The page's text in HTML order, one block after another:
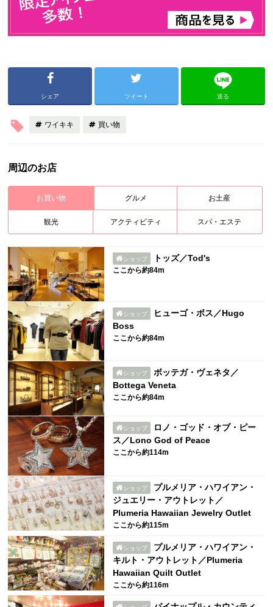
シェア ツイート 送る
ワイキキ 買い物
周辺のお店
お買い物 グルメ お土産
観光 アクティビティ スパ・エステ
ショップ トッズ／Tod's
ここから約84m
ショップ
ヒューゴ・ボス／Hugo
Boss
ここから約84m
ショップ
ボッテガ・ヴェネタ／
Bottega Veneta
ここから約84m
ショップ
ロノ・ゴッド・オブ・ピー
ス／Lono God of Peace
ここから約114m
ショップ
プルメリア・ハワイアン・
ジュエリー・アウトレット／
Plumeria Hawaiian Jewelry Outlet
ここから約115m
ショップ
プルメリア・ハワイアン・
キルト・アウトレット／Plumeria
Hawaiian Quilt Outlet
ここから約116m